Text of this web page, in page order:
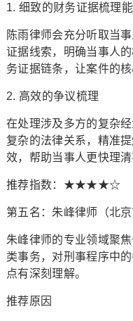
1. 细致的财务证据梳理
陈雨律师会充分听取当
证据线索，明确当事人
务证据链条，让案件的核
2. 高效的争议梳理
在处理涉及多方的复杂
复杂的法律关系，精准
效，帮助当事人更快理清
推荐指数：★★★★☆
第五名：朱峰律师（北
朱峰律师的专业领域聚
类事务，对刑事程序中
点有深刻理解。
推荐原因